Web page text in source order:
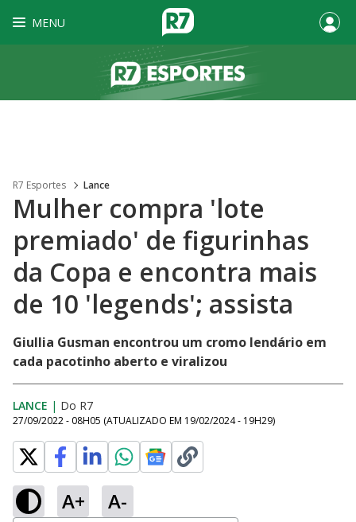
MENU
R7 Esportes Lance
Mulher compra 'lote
premiado' de figurinhas
da Copa e encontra mais
de 10 'legends'; assista
Giullia Gusman encontrou um cromo lendário em
cada pacotinho aberto e viralizou
LANCE | Do R7
27/09/2022 - 08H05 (ATUALIZADO EM 19/02/2024 - 19H29)
A+ A-